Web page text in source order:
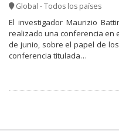
Global - Todos los países
El investigador Maurizio
realizado una conferencia en
de junio, sobre el papel de
conferencia titulada…